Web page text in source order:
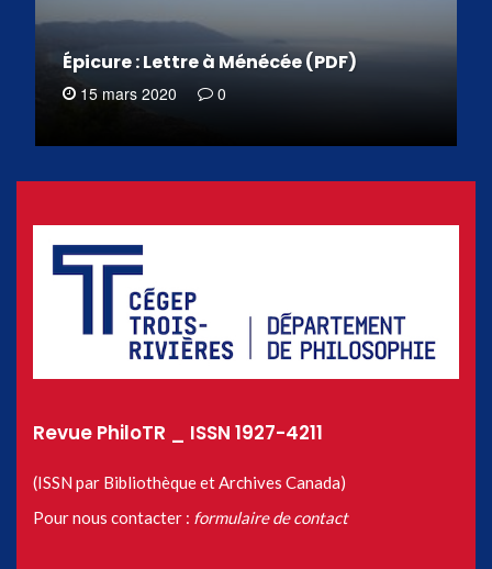
Épicure : Lettre à Ménécée (PDF)
15 mars 2020 0
Revue PhiloTR _ ISSN 1927-4211
(ISSN par Bibliothèque et Archives Canada)
Pour nous contacter : formulaire de contact